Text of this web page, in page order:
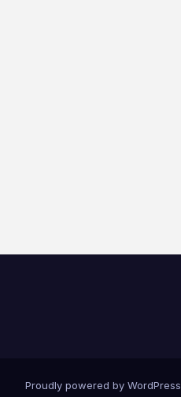
Proudly powered by WordPress